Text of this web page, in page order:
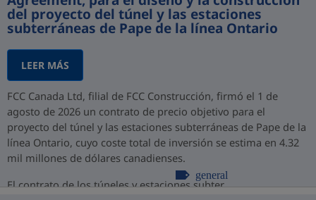
del proyecto del túnel y las estaciones
subterráneas de Pape de la línea Ontario
LEER MÁS
FCC Canada Ltd, filial de FCC Construcción, firmó el 1 de
agosto de 2026 un contrato de precio objetivo para el
proyecto del túnel y las estaciones subterráneas de Pape de la
línea Ontario, cuyo coste total de inversión se estima en 4.32
mil millones de dólares canadienses.
El contrato de los túneles y estaciones subter...
general